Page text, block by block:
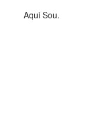
Aqui Sou.